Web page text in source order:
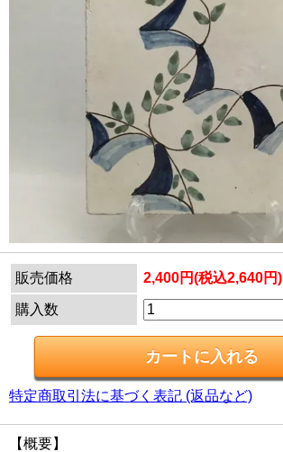
販売価格 2,400円(税込2,640円)
購入数
特定商取引法に基づく表記 (返品など)
【概要】